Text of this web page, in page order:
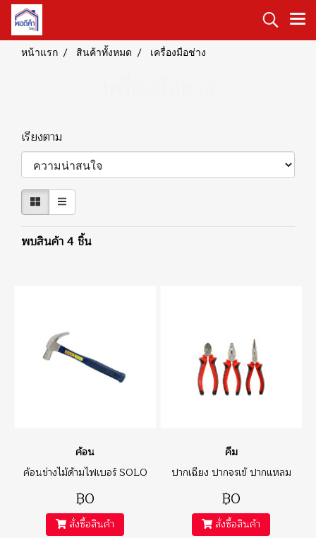
หน้าแรก สินค้าทั้งหมด เครื่องมือช่าง
เรียงตาม
พบสินค้า 4 ชิ้น
ค้อน
ค้อนช่างไม้ด้ามไฟเบอร์ SOLO
฿0
สั่งซื้อสินค้า
คีม
ปากเฉียง ปากจรเข้ ปากแหลม
฿0
สั่งซื้อสินค้า